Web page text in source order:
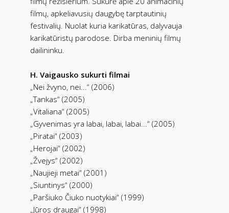
filmų, apkeliavusių daugybę tarptautinių
festivalių. Nuolat kuria karikatūras, dalyvauja
karikatūristų parodose. Dirba meninių filmų
dailininku.
H. Vaigausko sukurti filmai
„Nei žvyno, nei...“ (2006)
„Tankas“ (2005)
„Vitaliana“ (2005)
„Gyvenimas yra labai, labai, labai...“ (2005)
„Piratai“ (2003)
„Herojai“ (2002)
„Žvejys“ (2002)
„Naujieji metai“ (2001)
„Siuntinys“ (2000)
„Paršiuko Čiuko nuotykiai“ (1999)
„Jūros draugai“ (1998)